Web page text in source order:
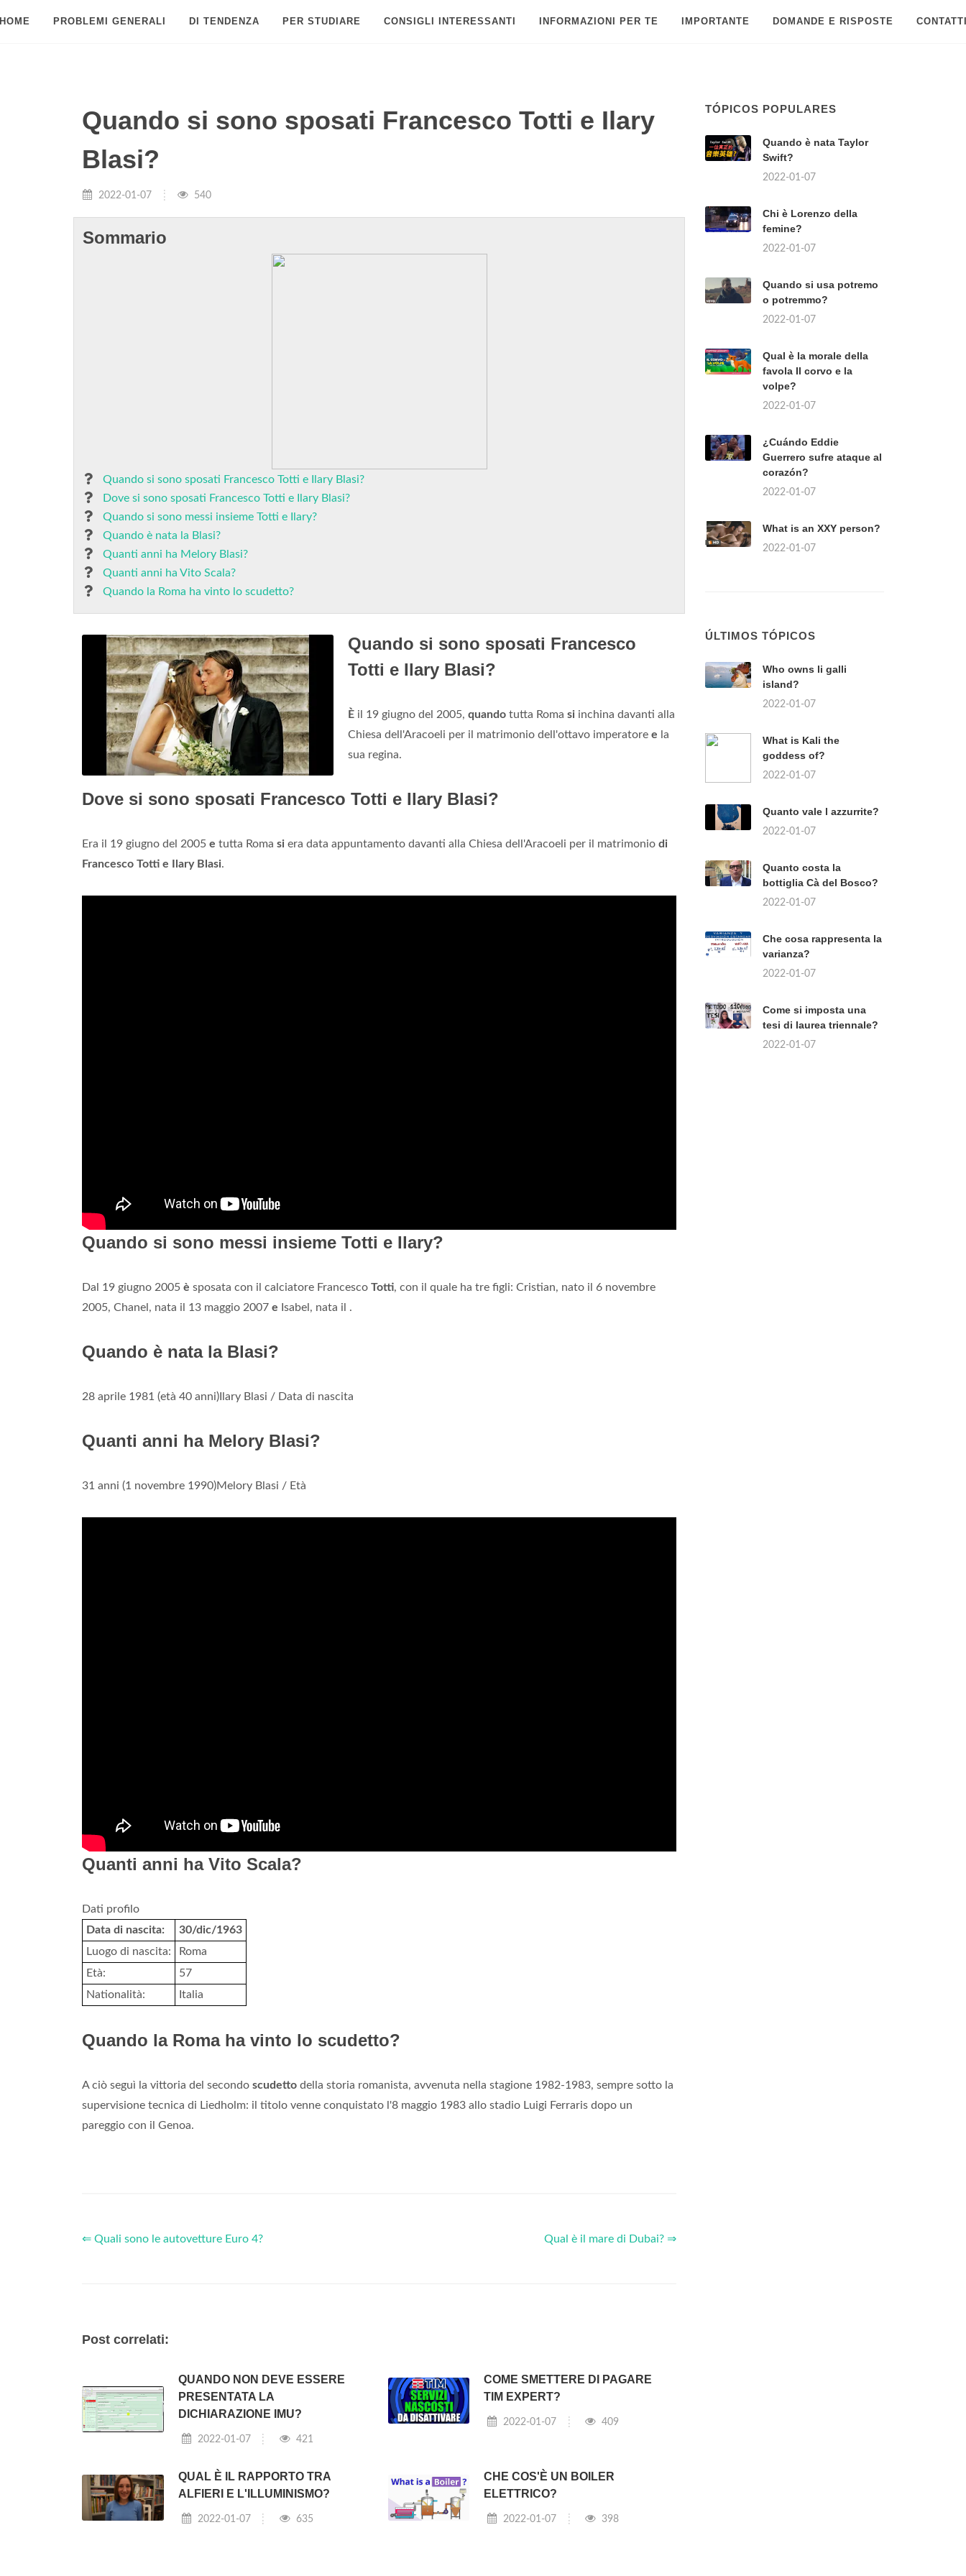
PROBLEMI GENERALI DI TENDENZA PER STUDIARE CONSIGLI INTERESSANTI INFORMAZIONI PER TE IMPORTANTE DOMANDE E RISPOSTE
Quando si sono sposati Francesco Totti e Ilary
Blasi?
2022-01-07 540
Sommario
Quando si sono sposati Francesco Totti e Ilary Blasi?
Dove si sono sposati Francesco Totti e Ilary Blasi?
Quando si sono messi insieme Totti e Ilary?
Quando è nata la Blasi?
Quanti anni ha Melory Blasi?
Quanti anni ha Vito Scala?
Quando la Roma ha vinto lo scudetto?
Quando si sono sposati Francesco
Totti e Ilary Blasi?
È il 19 giugno del 2005, quando tutta Roma si inchina davanti alla
Chiesa dell'Aracoeli per il matrimonio dell'ottavo imperatore e la
sua regina.
Dove si sono sposati Francesco Totti e Ilary Blasi?
Era il 19 giugno del 2005 e tutta Roma si era data appuntamento davanti alla Chiesa dell'Aracoeli per il matrimonio di
Francesco Totti e Ilary Blasi.
Quando si sono messi insieme Totti e Ilary?
Dal 19 giugno 2005 è sposata con il calciatore Francesco Totti, con il quale ha tre figli: Cristian, nato il 6 novembre
2005, Chanel, nata il 13 maggio 2007 e Isabel, nata il .
Quando è nata la Blasi?
28 aprile 1981 (età 40 anni)Ilary Blasi / Data di nascita
Quanti anni ha Melory Blasi?
31 anni (1 novembre 1990)Melory Blasi / Età
Quanti anni ha Vito Scala?
Dati profilo
Data di nascita:
30/dic/1963
Luogo di nascita:
Roma
Età:
57
Nationalità:
Italia
Quando la Roma ha vinto lo scudetto?
A ciò seguì la vittoria del secondo scudetto della storia romanista, avvenuta nella stagione 1982-1983, sempre sotto la
supervisione tecnica di Liedholm: il titolo venne conquistato l'8 maggio 1983 allo stadio Luigi Ferraris dopo un
pareggio con il Genoa.
⇐ Quali sono le autovetture Euro 4? Qual è il mare di Dubai? ⇒
Post correlati:
QUANDO NON DEVE ESSERE
PRESENTATA LA
DICHIARAZIONE IMU?
2022-01-07 421
COME SMETTERE DI PAGARE
TIM EXPERT?
2022-01-07 409
QUAL È IL RAPPORTO TRA
ALFIERI E L'ILLUMINISMO?
2022-01-07 635
CHE COS'È UN BOILER
ELETTRICO?
2022-01-07 398
TÓPICOS POPULARES
Quando è nata Taylor
Swift?
2022-01-07
Chi è Lorenzo della
femine?
2022-01-07
Quando si usa potremo
o potremmo?
2022-01-07
Qual è la morale della
favola Il corvo e la
volpe?
2022-01-07
¿Cuándo Eddie
Guerrero sufre ataque al
corazón?
2022-01-07
What is an XXY person?
2022-01-07
ÚLTIMOS TÓPICOS
Who owns li galli
island?
2022-01-07
What is Kali the
goddess of?
2022-01-07
Quanto vale l azzurrite?
2022-01-07
Quanto costa la
bottiglia Cà del Bosco?
2022-01-07
Che cosa rappresenta la
varianza?
2022-01-07
Come si imposta una
tesi di laurea triennale?
2022-01-07